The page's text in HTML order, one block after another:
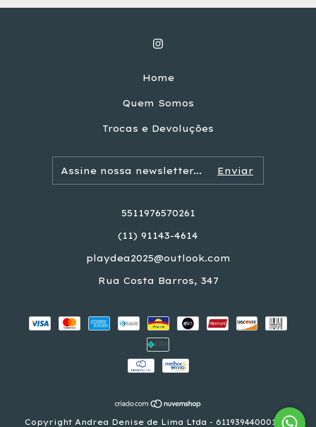
Home
Quem Somos
Trocas e Devoluções
5511976570261
(11) 91143-4614
playdea2025@outlook.com
Rua Costa Barros, 347
Copyright Andrea Denise de Lima Ltda - 61193944000117 -